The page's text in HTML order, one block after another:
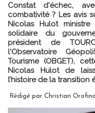
Constat d'échec,
combativité ? Les avis
Nicolas Hulot
solidaire du
président de
l'Observatoire
Tourisme (OBGET),
Nicolas Hulot de
l’histoire de la transition
Rédigé par Christian